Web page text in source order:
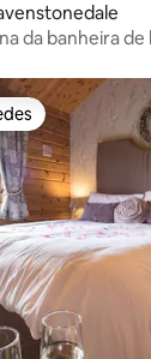
da banheira